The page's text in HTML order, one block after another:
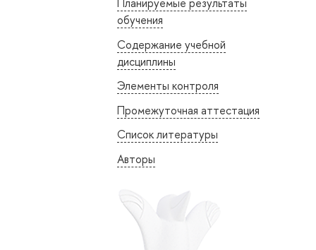
обучения
Содержание учебной
дисциплины
Элементы контроля
Промежуточная аттестация
Список литературы
Авторы